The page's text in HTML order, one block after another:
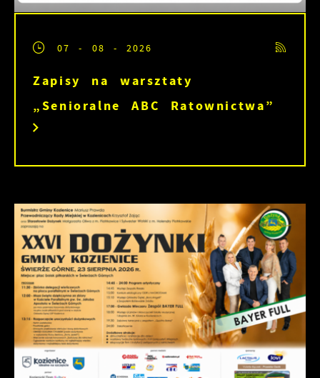
07 - 08 - 2026
Zapisy na warsztaty
„Senioralne ABC Ratownictwa”